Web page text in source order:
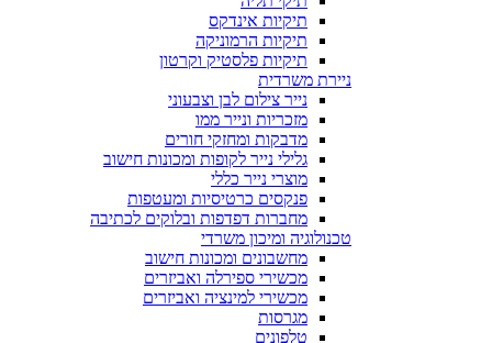
תיקיות אינדקס
תיקיות הרמוניקה
תיקיות פלסטיק וקרטון
ניירת משרדית
נייר צילום לבן וצבעוני
מזכריות ונייר ממו
מדבקות ומחזקי חורים
גלילי נייר לקופות ומכונות חישוב
מוצרי נייר כללי
פנקסים כרטיסיות ומעטפות
מחברות דפדפות ובלוקים לכתיבה
טכנולוגיה ומיכון משרדי
מחשבונים ומכונות חישוב
מכשירי ספירלה ואביזרים
מכשירי למינציה ואביזרים
מגרסות
טלפונים